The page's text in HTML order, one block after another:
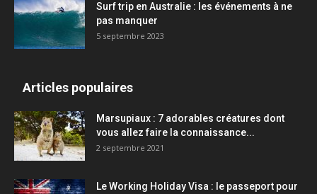
Surf trip en Australie : les événements à ne
pas manquer
5 septembre 2023
Articles populaires
Marsupiaux : 7 adorables créatures dont
vous allez faire la connaissance...
2 septembre 2021
Le Working Holiday Visa : le passeport pour